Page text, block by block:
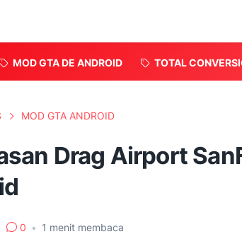
MOD GTA DE ANDROID TOTAL
MOD GTA ANDROID
Drag Airport
0 • 1 menit membaca